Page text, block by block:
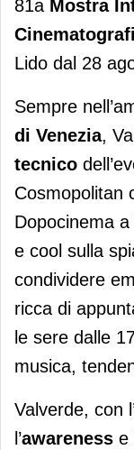
81a Mostra
Lido dal 28
Sempre
di Venezia,
tecnico
Cosmopolitan
Dopocinema
e cool sulla
condividere
ricca di
le sere dalle
musica,
Valverde, con
l’awareness e